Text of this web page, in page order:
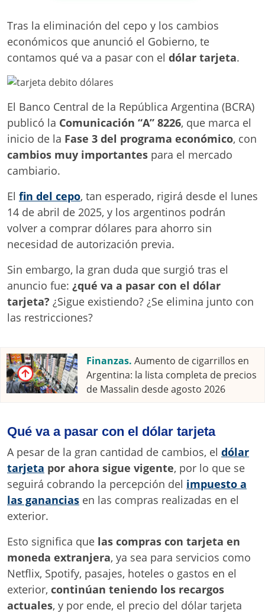
Tras la eliminación del cepo y los cambios
económicos que anunció el Gobierno, te
contamos qué va a pasar con el dólar tarjeta.
El Banco Central de la República Argentina (BCRA)
publicó la Comunicación “A” 8226, que marca el
inicio de la Fase 3 del programa económico, con
cambios muy importantes para el mercado
cambiario.
El fin del cepo, tan esperado, rigirá desde el lunes
14 de abril de 2025, y los argentinos podrán
volver a comprar dólares para ahorro sin
necesidad de autorización previa.
Sin embargo, la gran duda que surgió tras el
anuncio fue: ¿qué va a pasar con el dólar
tarjeta? ¿Sigue existiendo? ¿Se elimina junto con
las restricciones?
Finanzas. Aumento de cigarrillos en
Argentina: la lista completa de precios
de Massalin desde agosto 2026
Qué va a pasar con el dólar tarjeta
A pesar de la gran cantidad de cambios, el dólar
tarjeta por ahora sigue vigente, por lo que se
seguirá cobrando la percepción del impuesto a
las ganancias en las compras realizadas en el
exterior.
Esto significa que las compras con tarjeta en
moneda extranjera, ya sea para servicios como
Netflix, Spotify, pasajes, hoteles o gastos en el
exterior, continúan teniendo los recargos
actuales, y por ende, el precio del dólar tarjeta